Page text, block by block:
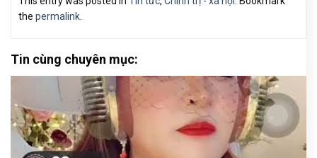
the permalink
Tin cùng chuyên mục: